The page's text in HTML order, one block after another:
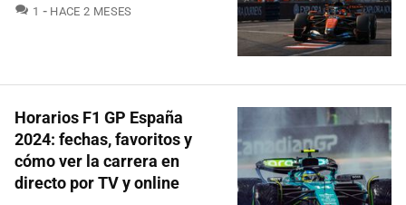
1 COMENTARIOS
HACE 2 MESES
Horarios F1 GP España
2024: fechas, favoritos y
cómo ver la carrera en
directo por TV y online